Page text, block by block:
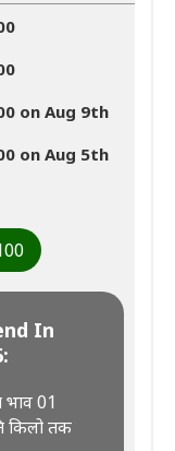
on Aug 9th
on Aug 5th
In
भाव 01
किलो तक